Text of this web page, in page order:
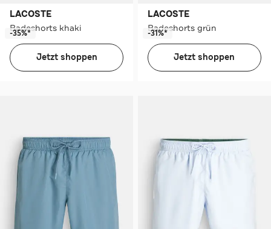
LACOSTE
Badeshorts khaki
-35%*
Jetzt shoppen
LACOSTE
Badeshorts grün
-31%*
Jetzt shoppen